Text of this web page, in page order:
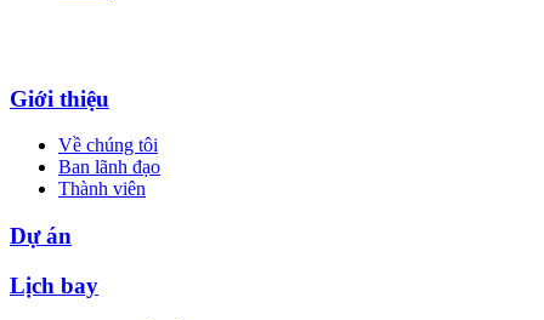
Giới thiệu
Về chúng tôi
Ban lãnh đạo
Thành viên
Dự án
Lịch bay